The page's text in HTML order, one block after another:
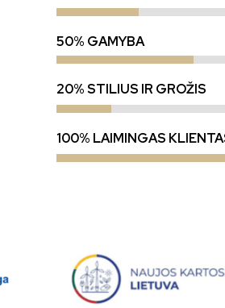
50% GAMYBA
20% STILIUS IR GROŽIS
100% LAIMINGAS